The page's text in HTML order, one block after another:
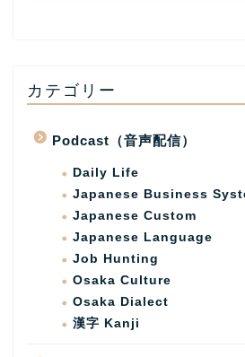
カテゴリー
Podcast（音声配信）
Daily Life
Japanese Business
Japanese Custom
Japanese Language
Job Hunting
Osaka Culture
Osaka Dialect
漢字 Kanji